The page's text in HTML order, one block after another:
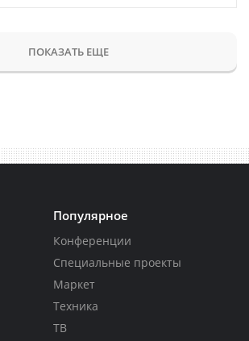
ПОКАЗАТЬ ЕЩЕ
Популярное
Конференции
Специальные проекты
Маркет
Техника
ТВ